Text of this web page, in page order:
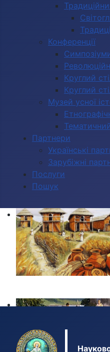
Конференції
Круглий
Круглий
Музей усної
Партнери
Українські
Зарубіжні
Послуги
Пошук